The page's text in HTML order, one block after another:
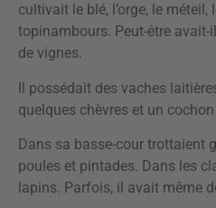
cultivait le blé, l’orge, le méteil,
topinambours. Peut-être
de vignes.
Il possédait des vaches
quelques chèvres et un
Dans sa basse-cour trottaient
poules et pintades. Dans les
lapins. Parfois, il avait même